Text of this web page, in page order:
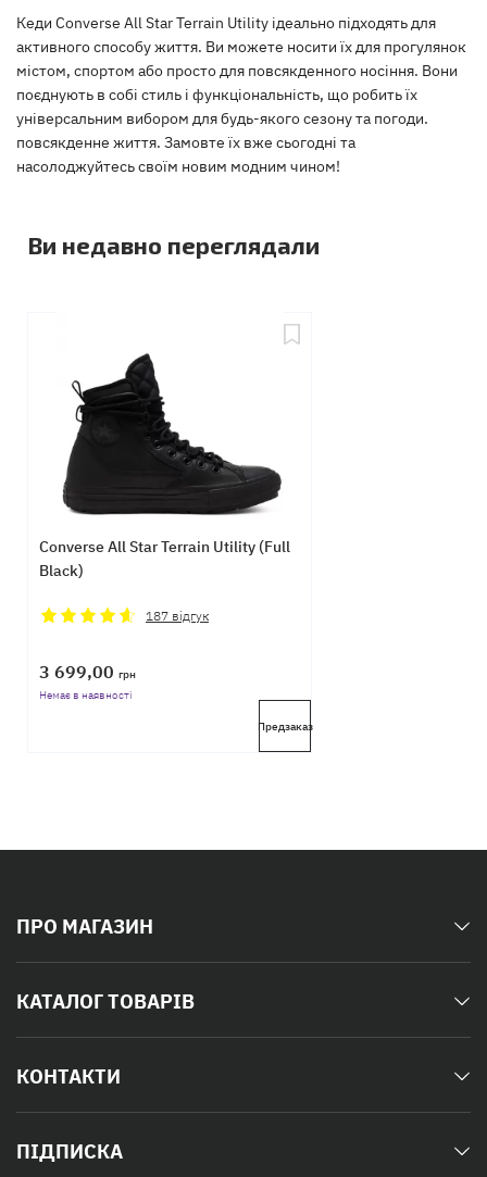
Кеди Converse All Star Terrain Utility ідеально підходять для
активного способу життя. Ви можете носити їх для прогулянок
містом, спортом або просто для повсякденного носіння. Вони
поєднують в собі стиль і функціональність, що робить їх
універсальним вибором для будь-якого сезону та погоди.
повсякденне життя. Замовте їх вже сьогодні та
насолоджуйтесь своїм новим модним чином!
Ви недавно переглядали
Converse All Star Terrain Utility (Full
Black)
187 відгук
3 699,00 грн
Немає в наявності
Предзаказ
ПРО МАГАЗИН
КАТАЛОГ ТОВАРІВ
КОНТАКТИ
ПІДПИСКА